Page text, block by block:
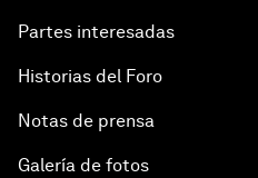
Partes interesadas
Historias del Foro
Notas de prensa
Galería de fotos